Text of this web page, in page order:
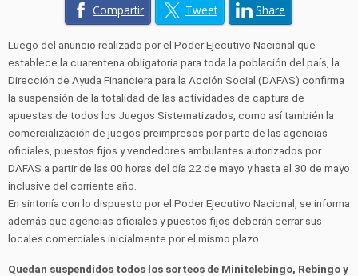
Compartir Tweet Share
Luego del anuncio realizado por el Poder Ejecutivo Nacional que
establece la cuarentena obligatoria para toda la población del país, la
Dirección de Ayuda Financiera para la Acción Social (DAFAS) confirma
la suspensión de la totalidad de las actividades de captura de
apuestas de todos los Juegos Sistematizados, como así también la
comercialización de juegos preimpresos por parte de las agencias
oficiales, puestos fijos y vendedores ambulantes autorizados por
DAFAS a partir de las 00 horas del día 22 de mayo y hasta el 30 de mayo
inclusive del corriente año.
En sintonía con lo dispuesto por el Poder Ejecutivo Nacional, se informa
además que agencias oficiales y puestos fijos deberán cerrar sus
locales comerciales inicialmente por el mismo plazo.
Quedan suspendidos todos los sorteos de Minitelebingo, Rebingo y